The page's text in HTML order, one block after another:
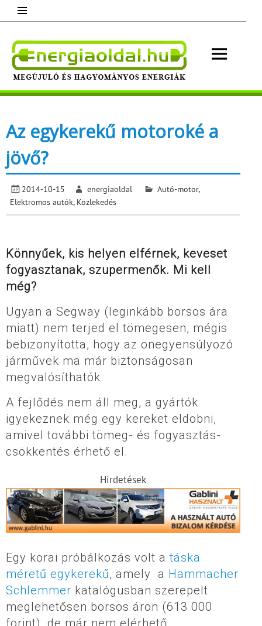
content
Megújuló és hagyományos energiák.
Az egykerekű motoroké a
jövő?
2014-10-15 energiaoldal Autó-motor,
Elektromos autók, Közlekedés
Könnyűek, kis helyen elférnek, keveset
fogyasztanak, szupermenők. Mi kell
még?
Ugyan a Segway (leginkább borsos ára
miatt) nem terjed el tömegesen, mégis
bebizonyította, hogy az önegyensúlyozó
járművek ma már biztonságosan
megvalósíthatók.
A fejlődés nem áll meg, a gyártók
igyekeznek még egy kereket eldobni,
amivel további tömeg- és fogyasztás-
csökkentés érhető el.
Hirdetések
Egy korai próbálkozás volt atáska
méretű egykerekű, amely a Hammacher
Schlemmer katalógusban szerepelt
meglehetősen borsos áron (613 000
forint), de már nem elérhető.